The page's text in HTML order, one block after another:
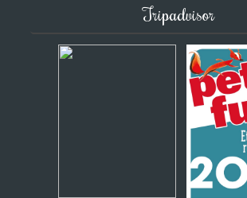
Tripadvisor